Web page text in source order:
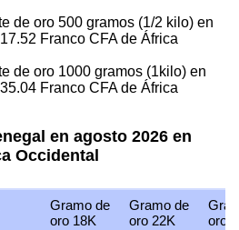
de oro 500 gramos (1/2 kilo) en
Franco CFA de África
de oro 1000 gramos (1kilo) en
Franco CFA de África
en agosto 2026 en
Occidental
Gramo de
oro 18K
Gramo de
oro 22K
oro